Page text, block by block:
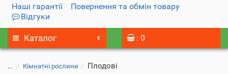
Наші гарантії
Повернення та обмін товару
Відгуки
Каталог : 0
... Кімнатні рослини Плодові